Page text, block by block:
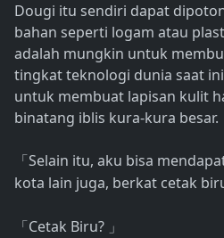
Dougi itu sendiri dapat
bahan seperti logam atau
adalah mungkin untuk
tingkat teknologi dunia saat
untuk membuat lapisan kulit
binatang iblis kura-kura besar.
「 Selain itu, aku bisa
kota lain juga, berkat cetak
「 Cetak Biru? 」